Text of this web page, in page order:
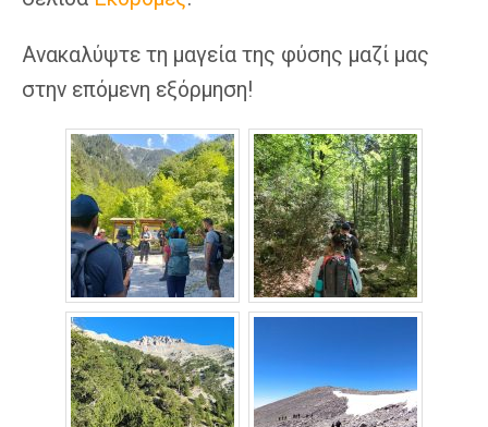
Ανακαλύψτε τη μαγεία της φύσης μαζί μας
στην επόμενη εξόρμηση!